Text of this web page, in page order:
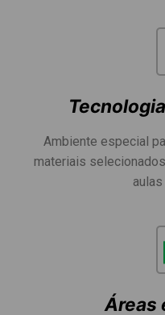
Ambiente especial
materiais
Áreas